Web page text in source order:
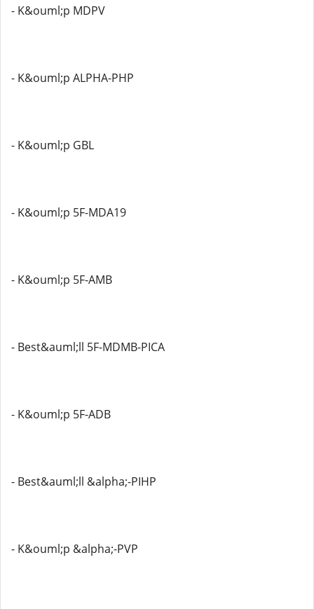
- K&ouml;p MDPV
- K&ouml;p ALPHA-PHP
- K&ouml;p GBL
- K&ouml;p 5F-MDA19
- K&ouml;p 5F-AMB
- Best&auml;ll 5F-MDMB-PICA
- K&ouml;p 5F-ADB
- Best&auml;ll &alpha;-PIHP
- K&ouml;p &alpha;-PVP